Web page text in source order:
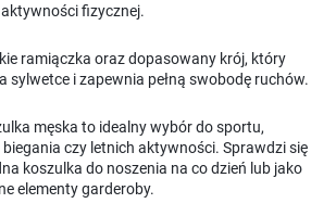
fizycznej.
ramiączka oraz dopasowany krój, który
sylwetce i zapewnia pełną swobodę ruchów.
męska to idealny wybór do sportu,
biegania czy letnich aktywności. Sprawdzi się
koszulka do noszenia na co dzień lub jako
elementy garderoby.